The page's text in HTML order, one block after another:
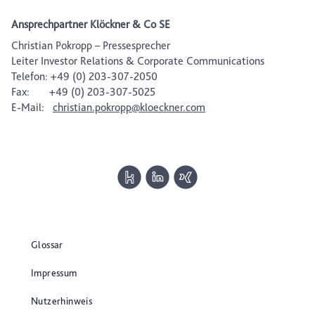
Ansprechpartner Klöckner & Co SE
Christian Pokropp – Pressesprecher
Leiter Investor Relations & Corporate Communications
Telefon: +49 (0) 203-307-2050
Fax: +49 (0) 203-307-5025
E-Mail: christian.pokropp@kloeckner.com
Glossar
Impressum
Nutzerhinweis